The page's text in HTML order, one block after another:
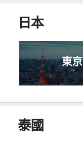
日本
東京
泰國